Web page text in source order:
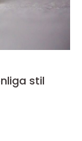
stil